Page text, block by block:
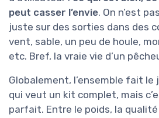
peut casser l’envie. On n’est
juste sur des sorties dans des
vent, sable, un peu de houle,
etc. Bref, la vraie vie d’un
Globalement, l’ensemble fait le
qui veut un kit complet, mais
parfait. Entre le poids, la